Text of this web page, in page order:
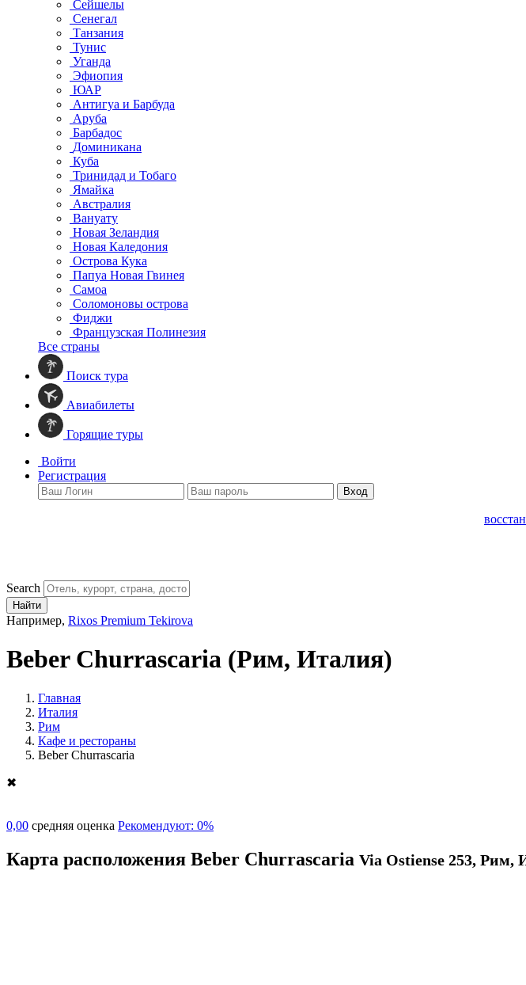
Сейшелы
Сенегал
Танзания
Тунис
Уганда
Эфиопия
ЮАР
Антигуа и Барбуда
Аруба
Барбадос
Доминикана
Куба
Тринидад и Тобаго
Ямайка
Австралия
Вануату
Новая Зеландия
Новая Каледония
Острова Кука
Папуа Новая Гвинея
Самоа
Соломоновы острова
Фиджи
Французская Полинезия
Все страны
Поиск тура
Авиабилеты
Горящие туры
Войти
Регистрация
Вход
Search
Найти
Например, Rixos Premium Tekirova
Beber Churrascaria (Рим, Италия)
Главная
Италия
Рим
Кафе и рестораны
Beber Churrascaria
✖
0,00 средняя оценка Рекомендуют: 0%
Карта расположения Beber Churrascaria Via Ostiense 253, Рим,